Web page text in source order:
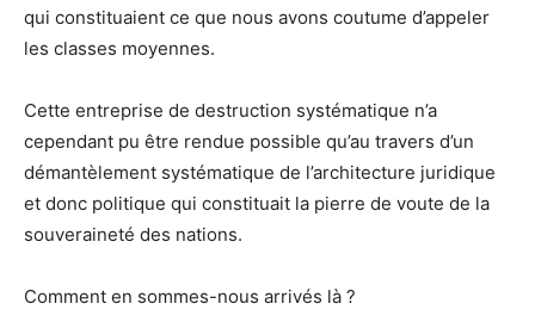
qui constituaient ce que nous avons coutume d’appeler
les classes moyennes.
Cette entreprise de destruction systématique n’a
cependant pu être rendue possible qu’au travers d’un
démantèlement systématique de l’architecture juridique
et donc politique qui constituait la pierre de voute de la
souveraineté des nations.
Comment en sommes-nous arrivés là ?